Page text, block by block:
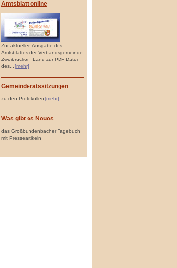
Amtsblatt online
Zur aktuellen Ausgabe des
Amtsblattes der Verbandsgemeinde
Zweibrücken- Land zur PDF-Datei
des...
[mehr]
Gemeinderatssitzungen
zu den Protokollen[mehr]
Was gibt es Neues
das Großbundenbacher Tagebuch
mit Presseartikeln